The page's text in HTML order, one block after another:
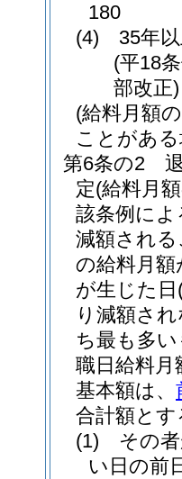
180
(4)
35年
(平18
部改正)
(給料月額
ことがあ
第6条の2
定(給料月
該条例に
減額され
の給料月
が生じた日
り減額さ
ち最も多
職日給料
基本額は、
合計額とす
(1)
その
い日の前